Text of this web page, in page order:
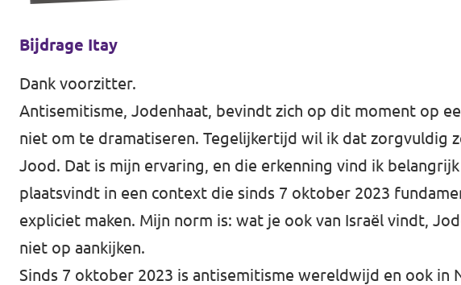
Bijdrage Itay
Dank voorzitter.
Antisemitisme, Jodenhaat, bevindt zich op dit moment op
niet om te dramatiseren. Tegelijkertijd wil ik dat zorgvuldig
Jood. Dat is mijn ervaring, en die erkenning vind ik
plaatsvindt in een context die sinds 7 oktober 2023
expliciet maken. Mijn norm is: wat je ook van Israël vindt,
niet op aankijken.
Sinds 7 oktober 2023 is antisemitisme wereldwijd en ook